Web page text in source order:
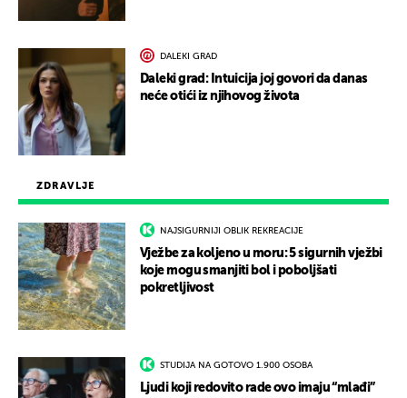
ZDRAVLJE
NAJSIGURNIJI OBLIK REKREACIJE
Vježbe za koljeno u moru: 5 sigurnih vježbi
koje mogu smanjiti bol i poboljšati
pokretljivost
STUDIJA NA GOTOVO 1.900 OSOBA
Ljudi koji redovito rade ovo imaju “mlađi”
DALEKI GRAD
Daleki grad: Intuicija joj govori da danas
neće otići iz njihovog života